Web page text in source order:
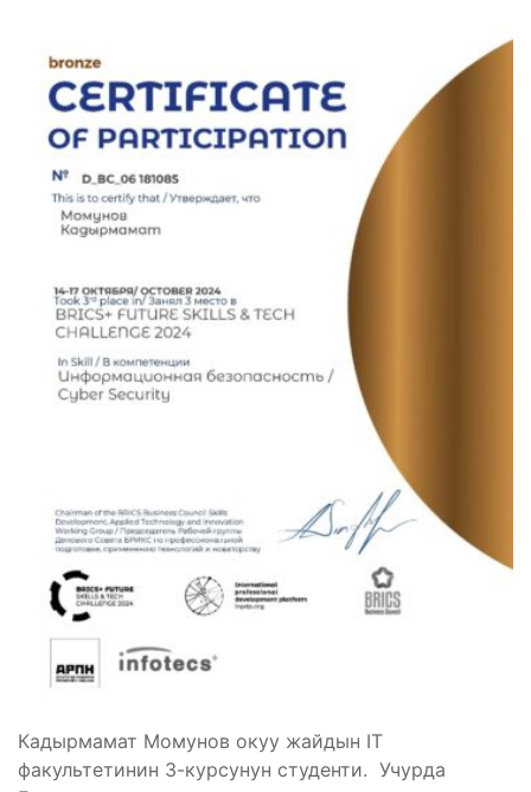
Кадырмамат Момунов окуу жайдын IT
факультетинин 3-курсунун студенти. Учурда